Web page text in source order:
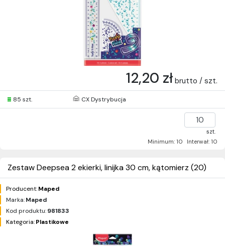
12,20 zł brutto / szt.
85 szt. CX Dystrybucja
szt.
Minimum: 10
Interwał: 10
Zestaw Deepsea 2 ekierki, linijka 30 cm, kątomierz (20)
Producent:Maped
Marka:Maped
Kod produktu:981833
Kategoria:Plastikowe